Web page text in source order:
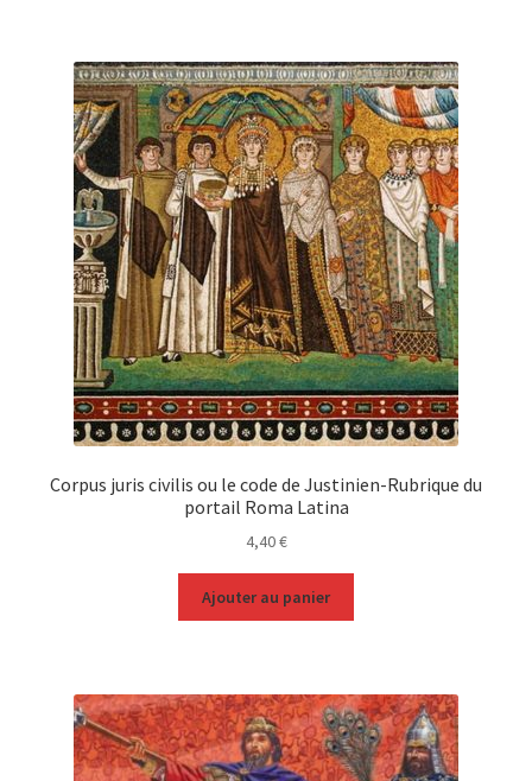
Corpus juris civilis ou le code de Justinien-Rubrique du
portail Roma Latina
4,40€
Ajouter au panier